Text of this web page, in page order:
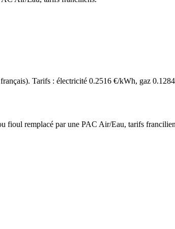
Tarifs : électricité 0.2516 €/kWh, gaz 0.1284
fioul remplacé par une PAC Air/Eau, tarifs